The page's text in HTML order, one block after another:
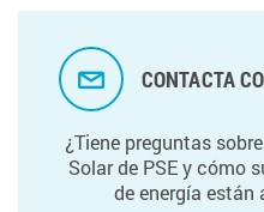
CONTACTA
¿Tiene preguntas
Solar de PSE y cómo
de energía están